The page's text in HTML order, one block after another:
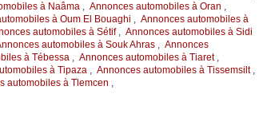
à Naâma, Annonces automobiles à Oran ,
à Oum El Bouaghi , Annonces automobiles à
automobiles à Sétif, Annonces automobiles à Sidi
automobiles à Souk Ahras, Annonces
à Tébessa, Annonces automobiles à Tiaret,
à Tipaza, Annonces automobiles à Tissemsilt,
automobiles à Tlemcen ,